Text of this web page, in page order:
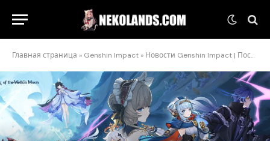
Главная страница » Genshin Impact » Новости Genshin Impact | Последние новости 2026 года